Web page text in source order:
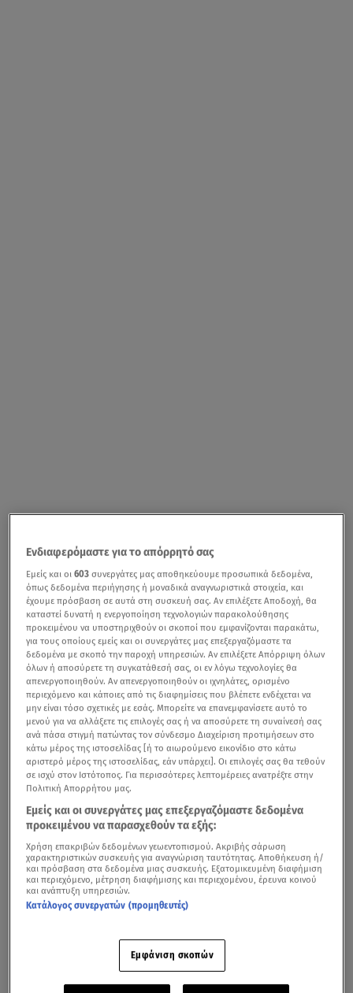
ΤοPanik Concert,το μουσικό γεγονός της χρονιάς που
αγαπήθηκε από την πρώτη στιγμή και έχει γίνει θεσμός,
επέστρεψε για δεύτερη φορά, μέσα από μία επική και
φαντασμαγορική συναυλία στην οποία παρουσιάστηκαν
οι μεγάλες επιτυχίες της φετινής χρονιάς που έχουν
Ενδιαφερόμαστε για το απόρρητό σας
Εμείς και οι603 συνεργάτες μας αποθηκεύουμε προσωπικά δεδομένα,
όπως δεδομένα περιήγησης ή μοναδικά αναγνωριστικά στοιχεία, και
έχουμε πρόσβαση σε αυτά στη συσκευή σας. Αν επιλέξετε Αποδοχή, θα
καταστεί δυνατή η ενεργοποίηση τεχνολογιών παρακολούθησης
προκειμένου να υποστηριχθούν οι σκοποί που εμφανίζονται παρακάτω,
για τους οποίους εμείς και οι συνεργάτες μας επεξεργαζόμαστε τα
δεδομένα με σκοπό την παροχή υπηρεσιών. Αν επιλέξετε Απόρριψη όλων
όλων ή αποσύρετε τη συγκατάθεσή σας, οι εν λόγω τεχνολογίες θα
απενεργοποιηθούν. Αν απενεργοποιηθούν οι ιχνηλάτες, ορισμένο
περιεχόμενο και κάποιες από τις διαφημίσεις που βλέπετε ενδέχεται να
μην είναι τόσο σχετικές με εσάς. Μπορείτε να επανεμφανίσετε αυτό το
μενού για να αλλάξετε τις επιλογές σας ή να αποσύρετε τη συναίνεσή σας
ανά πάσα στιγμή πατώντας τον σύνδεσμο Διαχείριση προτιμήσεων στο
κάτω μέρος της ιστοσελίδας [ή το αιωρούμενο εικονίδιο στο κάτω
αριστερό μέρος της ιστοσελίδας, εάν υπάρχει]. Οι επιλογές σας θα τεθούν
σε ισχύ στον Ιστότοπος. Για περισσότερες λεπτομέρειες ανατρέξτε στην
Πολιτική Απορρήτου μας.
Εμείς και οι συνεργάτες μας επεξεργαζόμαστε δεδομένα
προκειμένου να παρασχεθούν τα εξής:
Χρήση επακριβών δεδομένων γεωεντοπισμού. Ακριβής σάρωση
χαρακτηριστικών συσκευής για αναγνώριση ταυτότητας. Αποθήκευση ή/
και πρόσβαση στα δεδομένα μιας συσκευής. Εξατομικευμένη διαφήμιση
και περιεχόμενο, μέτρηση διαφήμισης και περιεχομένου, έρευνα κοινού
και ανάπτυξη υπηρεσιών.
Κατάλογος συνεργατών (προμηθευτές)
Εμφάνιση σκοπών